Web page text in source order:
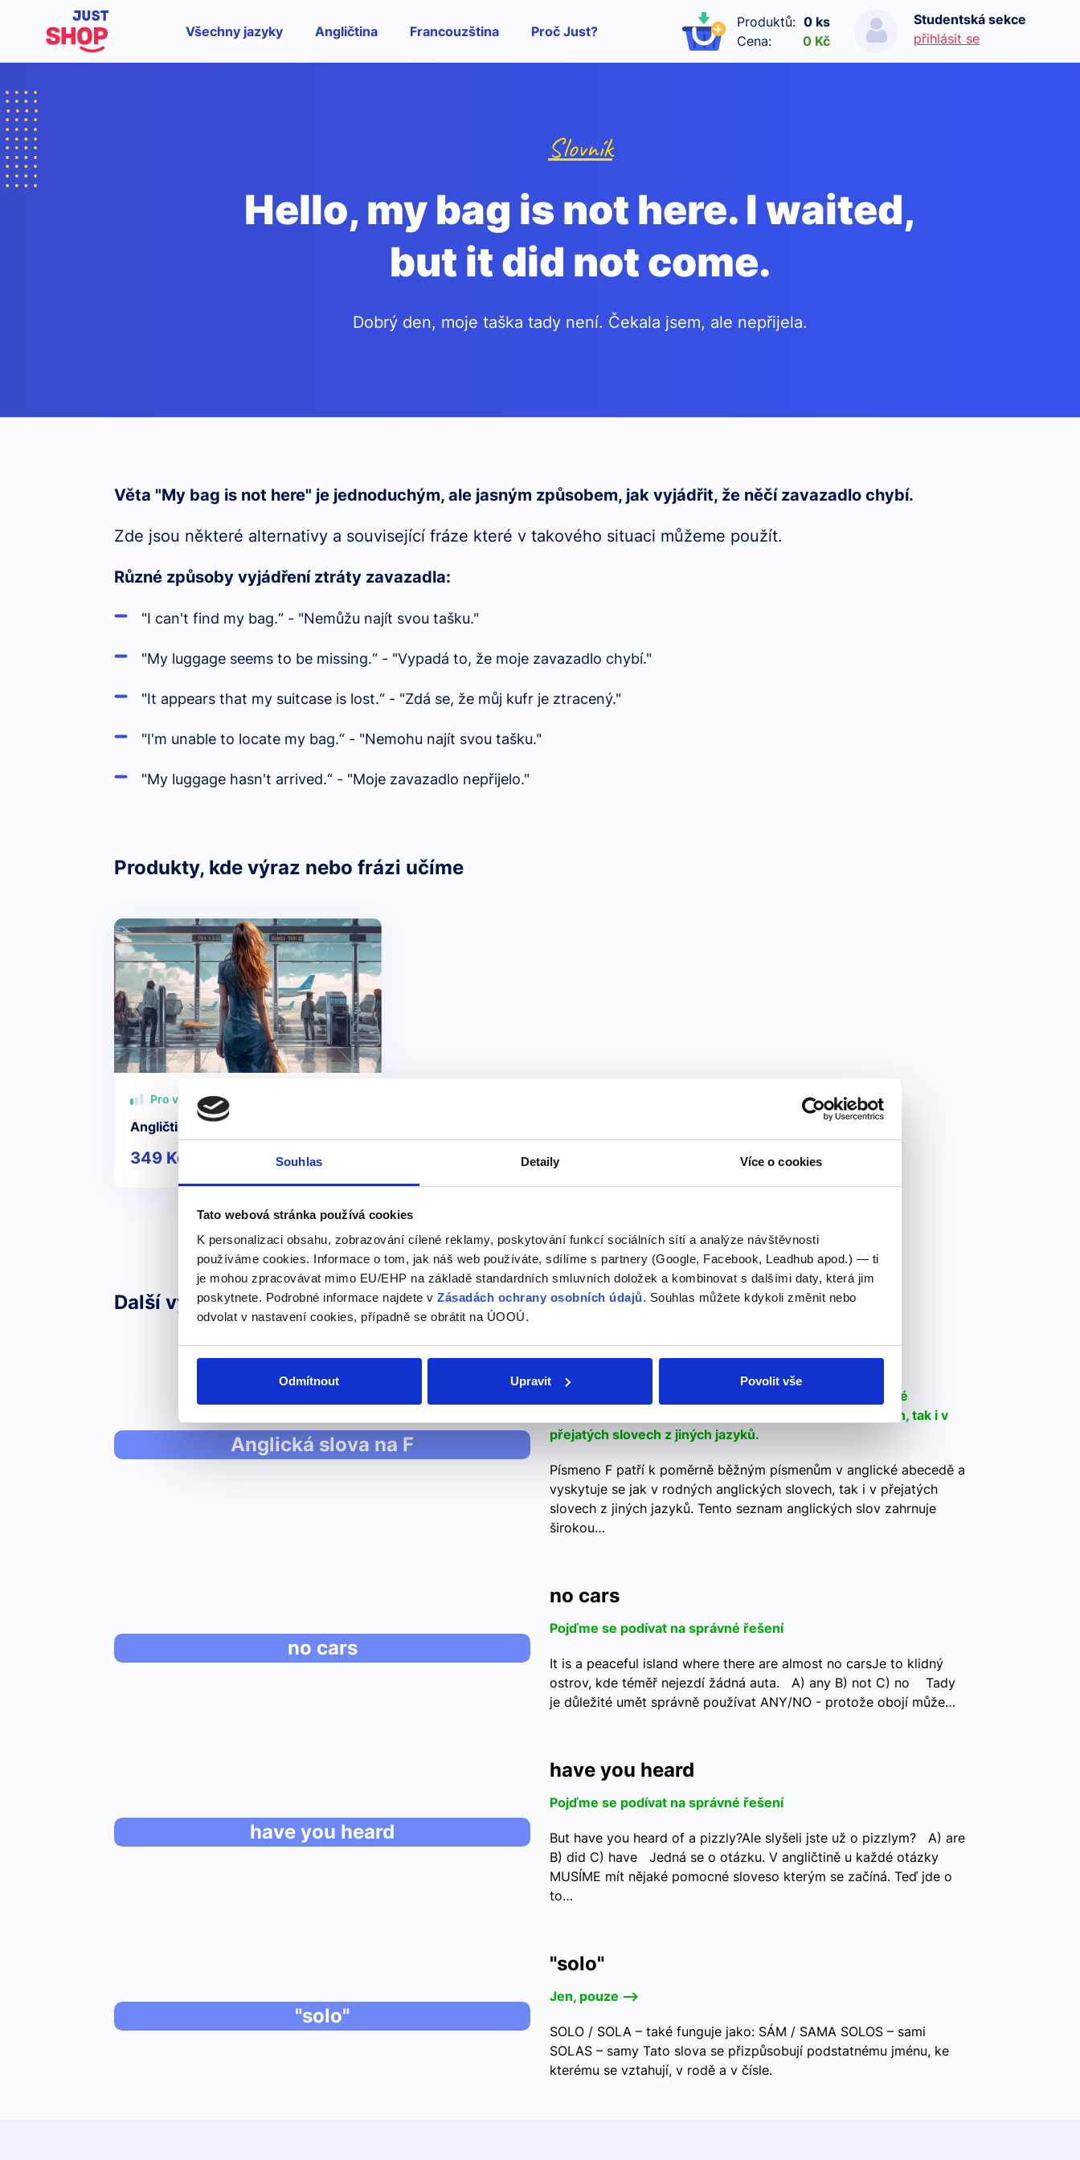
Souhlas Detaily Více o cookies
Tato webová stránka používá cookies
K personalizaci obsahu, zobrazování cílené reklamy, poskytování funkcí sociálních sítí a analýze návštěvnosti
používáme cookies. Informace o tom, jak náš web používáte, sdílíme s partnery (Google, Facebook, Leadhub apod.) — ti
je mohou zpracovávat mimo EU/EHP na základě standardních smluvních doložek a kombinovat s dalšími daty, která jim
poskytnete. Podrobné informace najdete v Zásadách ochrany osobních údajů. Souhlas můžete kdykoli změnit nebo
odvolat v nastavení cookies, případně se obrátit na ÚOOÚ.
Odmítnout Upravit Povolit vše
Všechny jazyky Angličtina Francouzština Proč Just?
Produktů: 0 ks
Cena:
0 Kč
Studentská sekce
přihlásit se
Slovník
Hello, my bag is not here. I waited,
but it did not come.
Dobrý den, moje taška tady není. Čekala jsem, ale nepřijela.
Věta "My bag is not here" je jednoduchým, ale jasným způsobem, jak vyjádřit, že něčí zavazadlo chybí.
Zde jsou některé alternativy a související fráze které v takového situaci můžeme použít.
Různé způsoby vyjádření ztráty zavazadla:
"I can't find my bag.“ - "Nemůžu najít svou tašku."
"My luggage seems to be missing.“ - "Vypadá to, že moje zavazadlo chybí."
"It appears that my suitcase is lost.“ - "Zdá se, že můj kufr je ztracený."
"I'm unable to locate my bag.“ - "Nemohu najít svou tašku."
"My luggage hasn't arrived.“ - "Moje zavazadlo nepřijelo."
Produkty, kde výraz nebo frázi učíme
Pro všechny
Angličtina na letišti a v letadle
349 Kč Detail
Další výrazy nebo fráze v této kategorii našeho slovníku
Anglická slova na F
Anglická slova na F
Písmeno F patří k poměrně běžným písmenům v anglické
abecedě a vyskytuje se jak v rodných anglických slovech, tak i v
přejatých slovech z jiných jazyků.
Písmeno F patří k poměrně běžným písmenům v anglické abecedě a
vyskytuje se jak v rodných anglických slovech, tak i v přejatých
slovech z jiných jazyků. Tento seznam anglických slov zahrnuje
širokou…
no cars
no cars
Pojďme se podívat na správné řešení
It is a peaceful island where there are almost no carsJe to klidný
ostrov, kde téměř nejezdí žádná auta. A) any B) not C) no Tady
je důležité umět správně používat ANY/NO - protože obojí může…
have you heard
have you heard
Pojďme se podívat na správné řešení
But have you heard of a pizzly?Ale slyšeli jste už o pizzlym? A) are
B) did C) have Jedná se o otázku. V angličtině u každé otázky
MUSÍME mít nějaké pomocné sloveso kterým se začíná. Teď jde o
to…
"solo"
"solo"
Jen, pouze -->
SOLO / SOLA – také funguje jako: SÁM / SAMA SOLOS – sami
SOLAS – samy Tato slova se přizpůsobují podstatnému jménu, ke
kterému se vztahují, v rodě a v čísle.